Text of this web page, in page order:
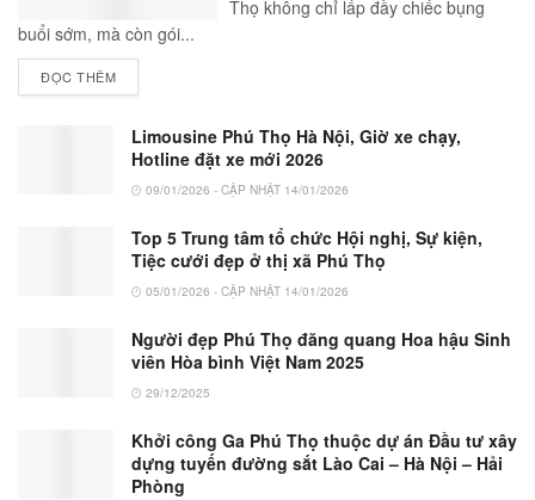
Thọ không chỉ lấp đầy chiếc bụng
buổi sớm, mà còn gói...
ĐỌC THÊM
Limousine Phú Thọ Hà Nội, Giờ xe chạy,
Hotline đặt xe mới 2026
09/01/2026 - CẬP NHẬT 14/01/2026
Top 5 Trung tâm tổ chức Hội nghị, Sự kiện,
Tiệc cưới đẹp ở thị xã Phú Thọ
05/01/2026 - CẬP NHẬT 14/01/2026
Người đẹp Phú Thọ đăng quang Hoa hậu Sinh
viên Hòa bình Việt Nam 2025
29/12/2025
Khởi công Ga Phú Thọ thuộc dự án Đầu tư xây
dựng tuyến đường sắt Lào Cai – Hà Nội – Hải
Phòng